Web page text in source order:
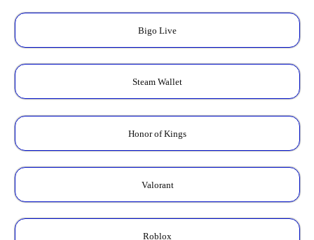
Bigo Live
Steam Wallet
Honor of Kings
Valorant
Roblox